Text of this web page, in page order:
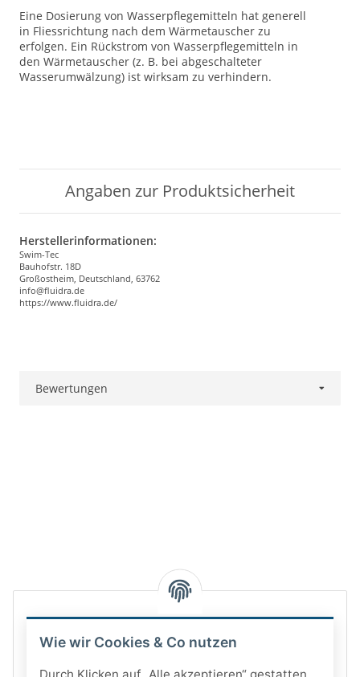
Eine Dosierung von Wasserpflegemitteln hat generell
in Fliessrichtung nach dem Wärmetauscher zu
erfolgen. Ein Rückstrom von Wasserpflegemitteln in
den Wärmetauscher (z. B. bei abgeschalteter
Wasserumwälzung) ist wirksam zu verhindern.
Angaben zur Produktsicherheit
Herstellerinformationen:
Swim-Tec
Bauhofstr. 18D
Großostheim, Deutschland, 63762
info@fluidra.de
https://www.fluidra.de/
Bewertungen
Wie wir Cookies & Co nutzen
Durch Klicken auf „Alle akzeptieren“ gestatten